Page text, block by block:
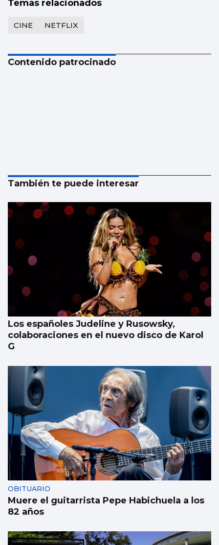
Temas relacionados
CINE NETFLIX
Contenido patrocinado
También te puede interesar
Los españoles Judeline y Rusowsky,
colaboraciones en el nuevo disco de Karol
G
OBITUARIO
Muere el guitarrista Pepe Habichuela a los
82 años